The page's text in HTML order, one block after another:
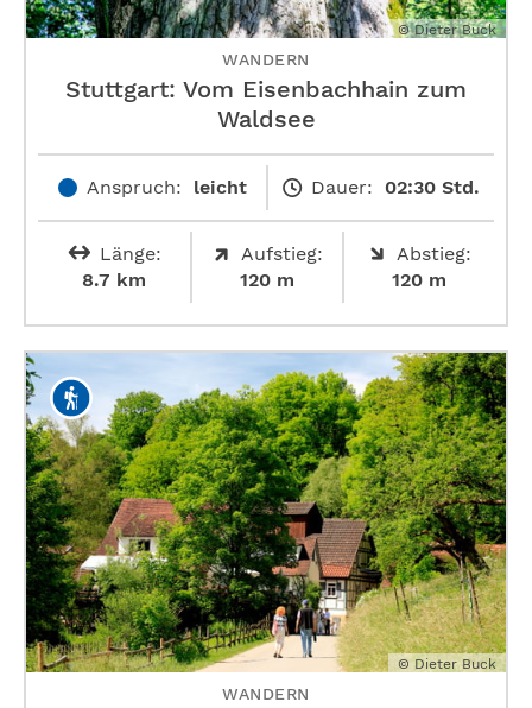
© Dieter Buck
WANDERN
Stuttgart: Vom Eisenbachhain zum
Waldsee
Anspruch: leicht Dauer: 02:30 Std.
Länge:
8.7 km
Aufstieg:
120 m
Abstieg:
120 m
© Dieter Buck
WANDERN